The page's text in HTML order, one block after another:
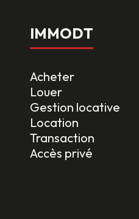
IMMODT
Acheter
Louer
Gestion locative
Location
Transaction
Accès privé